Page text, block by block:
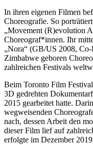
In ihren eigenen Filmen
Choreografie. So
„Movement (R)evolution
Choreograf*innen. Ihr
„Nora“ (GB/US 2008,
Zimbabwe geboren
zahlreichen Festivals
Beim Toronto Film
3D gedrehten
2015 gearbeitet hatte.
wegweisenden
nach, dessen Arbeit den
dieser Film lief auf
erfolgte im Dezember